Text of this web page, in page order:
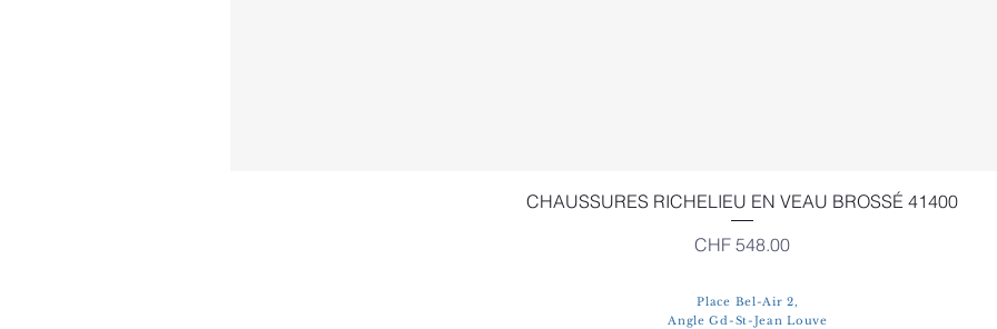
Schnellansicht
CHAUSSURES RICHELIEU EN VEAU BROSSÉ 41400
Preis
CHF 548.00
Place Bel-Air 2,
Angle Gd-St-Jean Louve